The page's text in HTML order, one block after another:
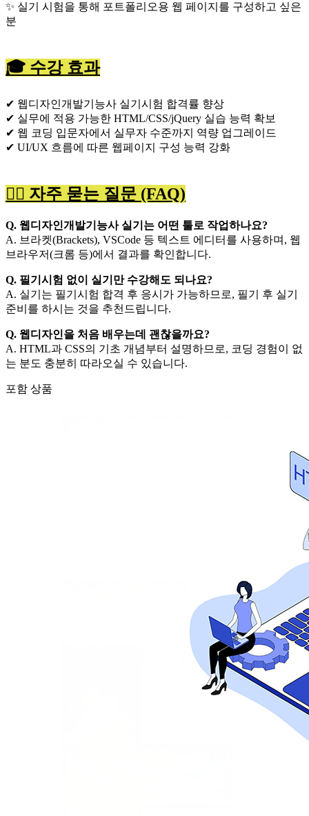
✨ 실기 시험을 통해 포트폴리오용 웹 페이지를 구성하고 싶은
분
🎓 수강 효과
✔ 웹디자인개발기능사 실기시험 합격률 향상
✔ 실무에 적용 가능한 HTML/CSS/jQuery 실습 능력 확보
✔ 웹 코딩 입문자에서 실무자 수준까지 역량 업그레이드
✔ UI/UX 흐름에 따른 웹페이지 구성 능력 강화
🙋‍♀️ 자주 묻는 질문 (FAQ)
Q. 웹디자인개발기능사 실기는 어떤 툴로 작업하나요?
A. 브라켓(Brackets), VSCode 등 텍스트 에디터를 사용하며, 웹
브라우저(크롬 등)에서 결과를 확인합니다.
Q. 필기시험 없이 실기만 수강해도 되나요?
A. 실기는 필기시험 합격 후 응시가 가능하므로, 필기 후 실기
준비를 하시는 것을 추천드립니다.
Q. 웹디자인을 처음 배우는데 괜찮을까요?
A. HTML과 CSS의 기초 개념부터 설명하므로, 코딩 경험이 없
는 분도 충분히 따라오실 수 있습니다.
포함 상품